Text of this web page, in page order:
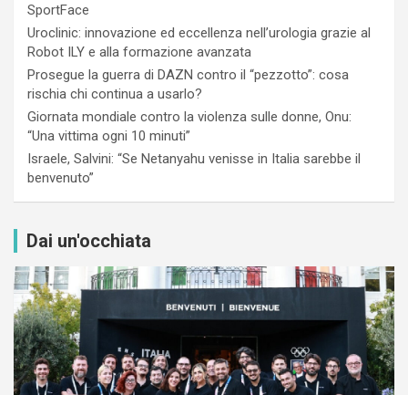
SportFace
Uroclinic: innovazione ed eccellenza nell’urologia grazie al
Robot ILY e alla formazione avanzata
Prosegue la guerra di DAZN contro il “pezzotto”: cosa
rischia chi continua a usarlo?
Giornata mondiale contro la violenza sulle donne, Onu:
“Una vittima ogni 10 minuti”
Israele, Salvini: “Se Netanyahu venisse in Italia sarebbe il
benvenuto”
Dai un'occhiata